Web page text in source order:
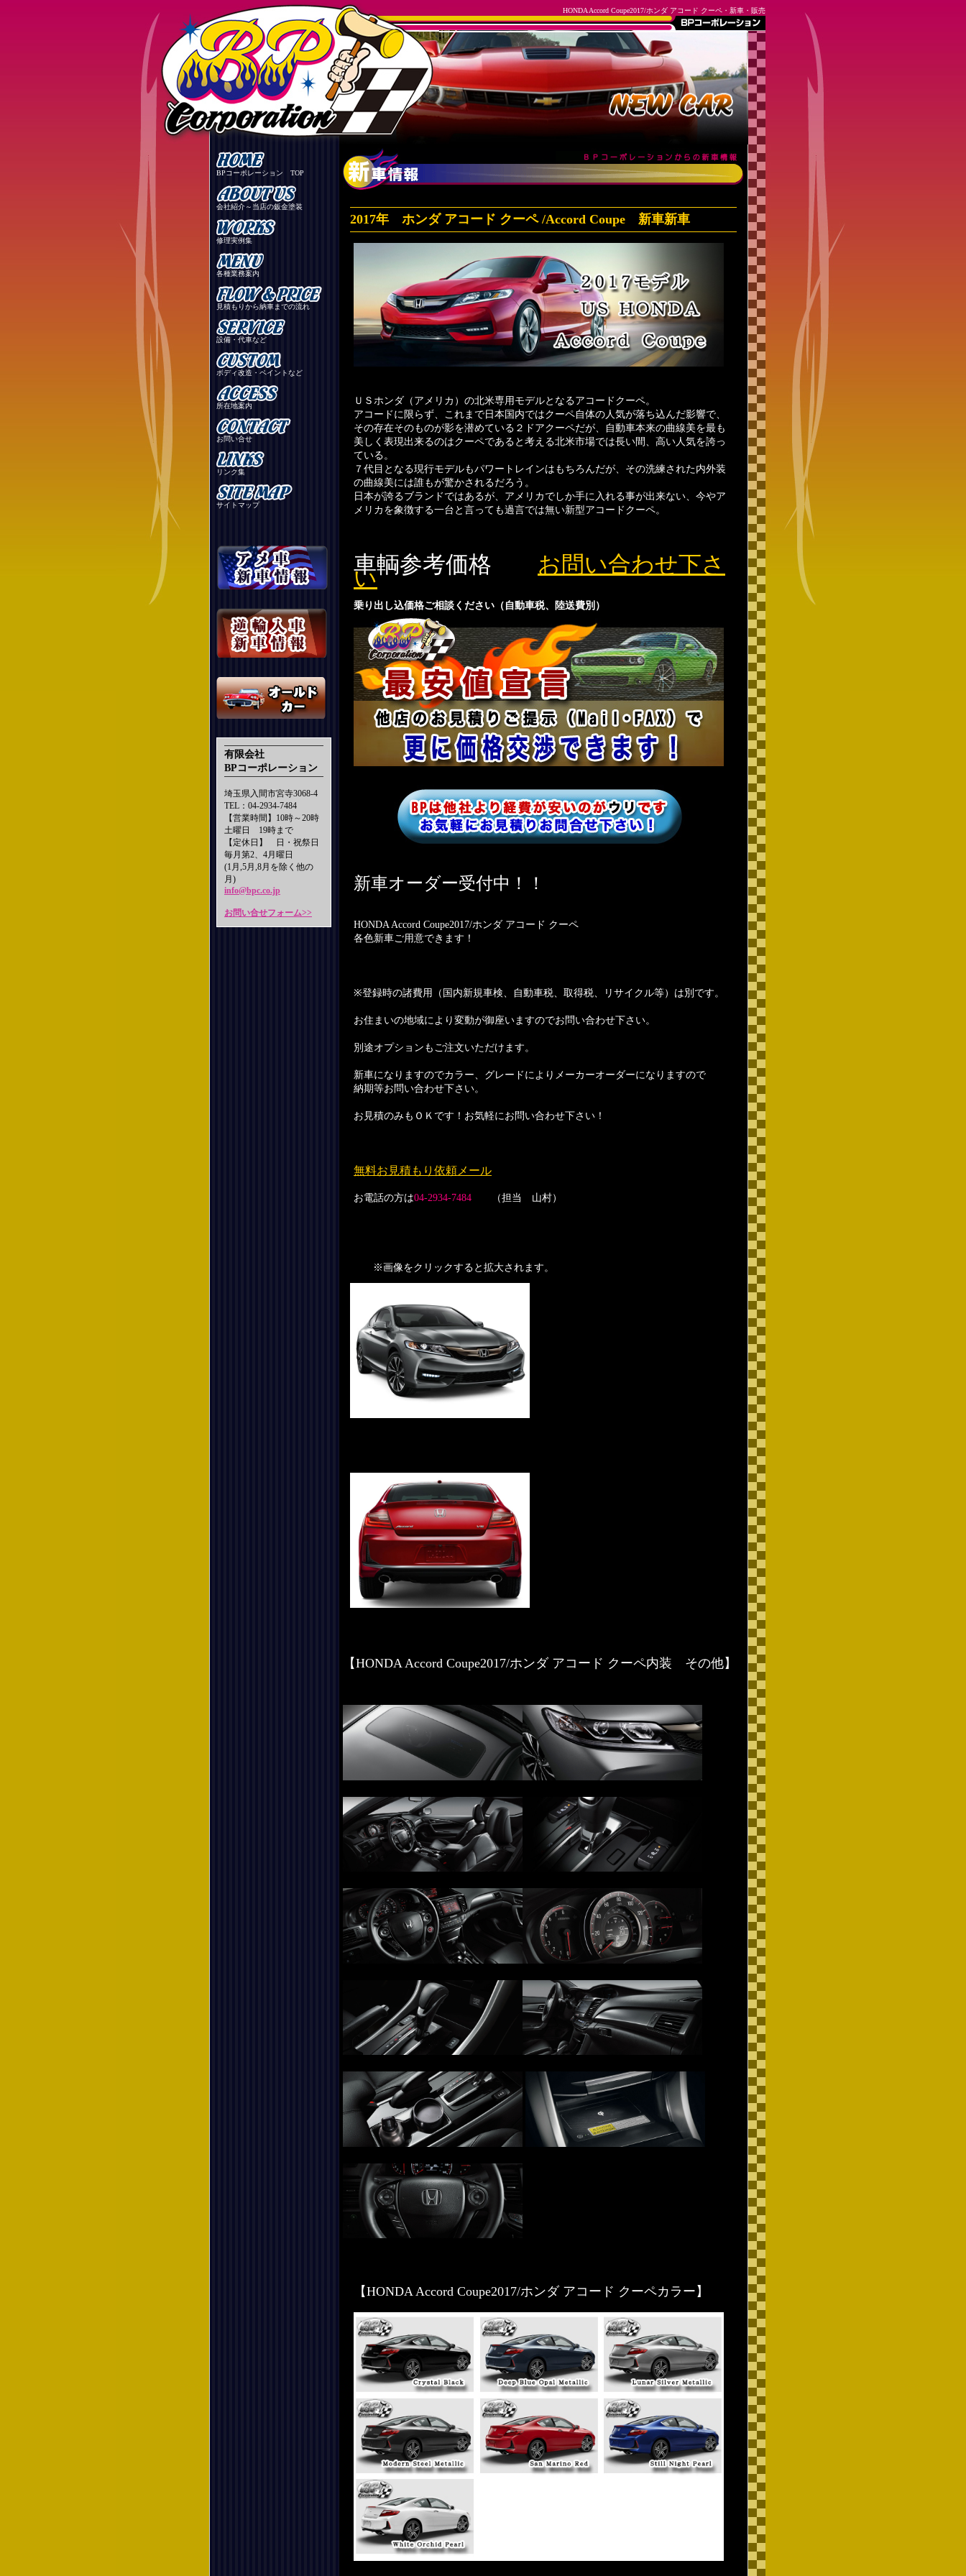
HONDA Accord Coupe2017/ホンダ アコード クーペ・新車・販売
BPコーポレーション TOP
会社紹介～当店の鈑金塗装
修理実例集
各種業務案内
見積もりから納車までの流れ
設備・代車など
ボディ改造・ペイントなど
所在地案内
お問い合せ
リンク集
サイトマップ
有限会社
BPコーポレーション
埼玉県入間市宮寺3068-4
TEL：04-2934-7484
【営業時間】10時～20時
土曜日 19時まで
【定休日】 日・祝祭日
毎月第2、4月曜日
(1月,5月,8月を除く他の
月)
info@bpc.co.jp
お問い合せフォーム>>
2017年 ホンダ アコード クーペ /Accord Coupe 新車新車
ＵＳホンダ（アメリカ）の北米専用モデルとなるアコードクーペ。
アコードに限らず、これまで日本国内ではクーペ自体の人気が落ち込んだ影響で、
その存在そのものが影を潜めている２ドアクーペだが、自動車本来の曲線美を最も
美しく表現出来るのはクーペであると考える北米市場では長い間、高い人気を誇っ
ている。
７代目となる現行モデルもパワートレインはもちろんだが、その洗練された内外装
の曲線美には誰もが驚かされるだろう。
日本が誇るブランドではあるが、アメリカでしか手に入れる事が出来ない、今やア
メリカを象徴する一台と言っても過言では無い新型アコードクーペ。
車輌参考価格 お問い合わせ下さ
い
乗り出し込価格ご相談ください（自動車税、陸送費別）
新車オーダー受付中！！
HONDA Accord Coupe2017/ホンダ アコード クーペ
各色新車ご用意できます！
※登録時の諸費用（国内新規車検、自動車税、取得税、リサイクル等）は別です。
お住まいの地域により変動が御座いますのでお問い合わせ下さい。
別途オプションもご注文いただけます。
新車になりますのでカラー、グレードによりメーカーオーダーになりますので
納期等お問い合わせ下さい。
お見積のみもＯＫです！お気軽にお問い合わせ下さい！
無料お見積もり依頼メール
お電話の方は04-2934-7484 （担当 山村）
※画像をクリックすると拡大されます。
【HONDA Accord Coupe2017/ホンダ アコード クーペ内装 その他】
【HONDA Accord Coupe2017/ホンダ アコード クーペカラー】